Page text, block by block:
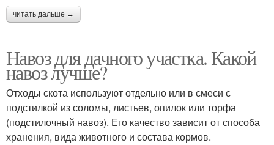
читать дальше →
Навоз для дачного участка. Какой
навоз лучше?
Отходы скота используют отдельно или в смеси с
подстилкой из соломы, листьев, опилок или торфа
(подстилочный навоз). Его качество зависит от способа
хранения, вида животного и состава кормов.